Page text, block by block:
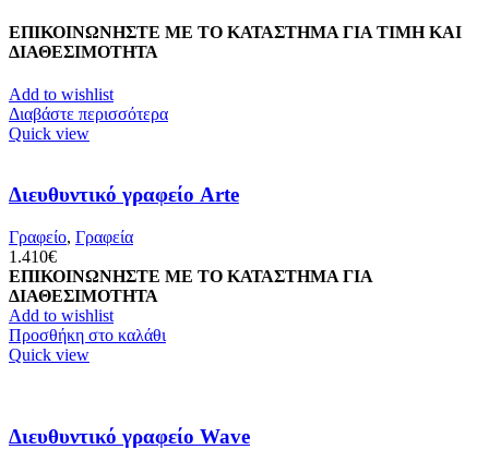
ΕΠΙΚΟΙΝΩΝΗΣΤΕ ΜΕ ΤΟ ΚΑΤΑΣΤΗΜΑ ΓΙΑ ΤΙΜΗ ΚΑΙ
ΔΙΑΘΕΣΙΜΟΤΗΤΑ
Add to wishlist
Διαβάστε περισσότερα
Quick view
Διευθυντικό γραφείο Arte
Γραφείο, Γραφεία
1.410€
ΕΠΙΚΟΙΝΩΝΗΣΤΕ ΜΕ ΤΟ ΚΑΤΑΣΤΗΜΑ ΓΙΑ
ΔΙΑΘΕΣΙΜΟΤΗΤΑ
Add to wishlist
Προσθήκη στο καλάθι
Quick view
Διευθυντικό γραφείο Wave